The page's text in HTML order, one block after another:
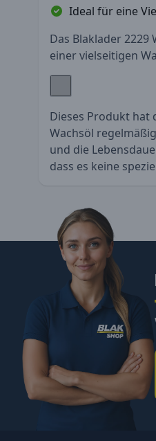
Ideal für eine
Das Blaklader 2229
einer vielseitigen
Dieses Produkt hat
Wachsöl
und die
dass es keine